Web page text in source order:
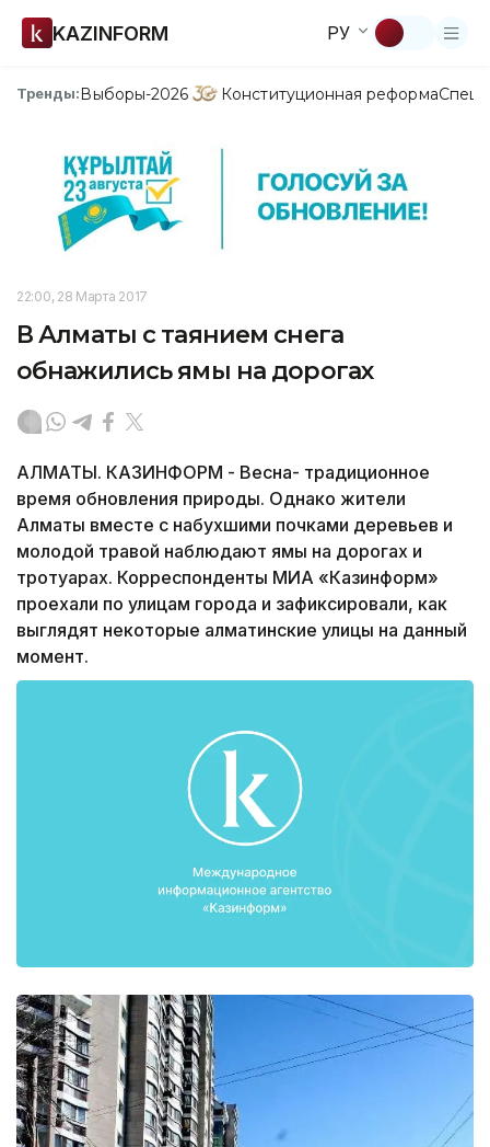
KAZINFORM РУ
Тренды:Выборы-2026 Конституционная реформа
22:00, 28 Марта 2017
В Алматы с таянием снега
обнажились ямы на дорогах
АЛМАТЫ. КАЗИНФОРМ - Весна- традиционное
время обновления природы. Однако жители
Алматы вместе с набухшими почками деревьев и
молодой травой наблюдают ямы на дорогах и
тротуарах. Корреспонденты МИА «Казинформ»
проехали по улицам города и зафиксировали, как
выглядят некоторые алматинские улицы на данный
момент.